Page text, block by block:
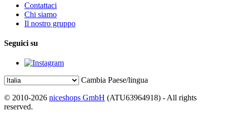
Contattaci
Chi siamo
Il nostro gruppo
Seguici su
Cambia Paese/lingua
© 2010-2026 niceshops GmbH (ATU63964918) - All rights
reserved.